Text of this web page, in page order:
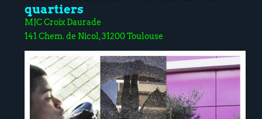
quartiers
MJC Croix Daurade
141 Chem. de Nicol, 31200 Toulouse